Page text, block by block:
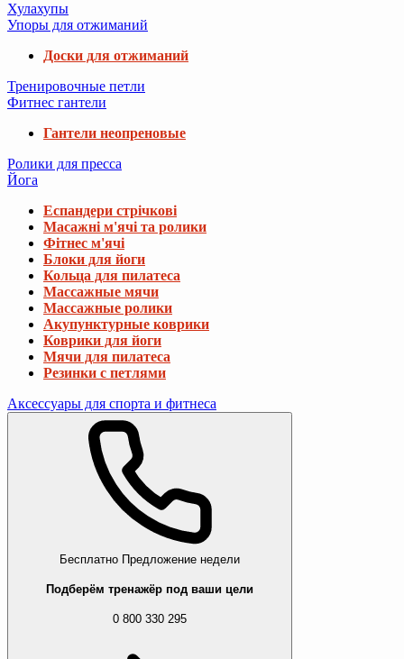
Хулахупы
Упоры для отжиманий
Доски для отжиманий
Тренировочные петли
Фитнес гантели
Гантели неопреновые
Ролики для пресса
Йога
Еспандери стрічкові
Масажні м'ячі та ролики
Фітнес м'ячі
Блоки для йоги
Кольца для пилатеса
Массажные мячи
Массажные ролики
Акупунктурные коврики
Коврики для йоги
Мячи для пилатеса
Резинки с петлями
Аксессуары для спорта и фитнеса
Бесплатно Предложение недели
Подберём тренажёр под ваши цели
0 800 330 295